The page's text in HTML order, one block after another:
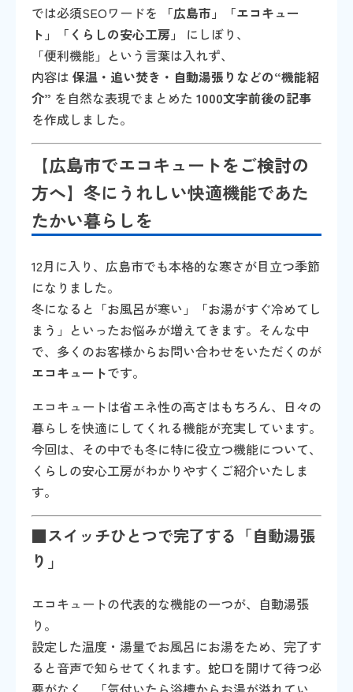
では必須SEOワードを
「広島市」「エコキュー
ト」「くらしの安心工房」
にしぼり、
「便利機能」という言葉は入れず、
内容は 保温・追い焚き・自動湯張りなどの“機能紹
介” を自然な表現でまとめた 1000文字前後の記事
を作成しました。
【広島市でエコキュートをご検討の
方へ】冬にうれしい快適機能であた
たかい暮らしを
12月に入り、広島市でも本格的な寒さが目立つ季節
になりました。
冬になると「お風呂が寒い」「お湯がすぐ冷めてし
まう」といったお悩みが増えてきます。そんな中
で、多くのお客様からお問い合わせをいただくのが
エコキュートです。
エコキュートは省エネ性の高さはもちろん、日々の
暮らしを快適にしてくれる機能が充実しています。
今回は、その中でも冬に特に役立つ機能について、
くらしの安心工房がわかりやすくご紹介いたしま
す。
■スイッチひとつで完了する「自動湯張
り」
エコキュートの代表的な機能の一つが、自動湯張
り。
設定した温度・湯量でお風呂にお湯をため、完了す
ると音声で知らせてくれます。蛇口を開けて待つ必